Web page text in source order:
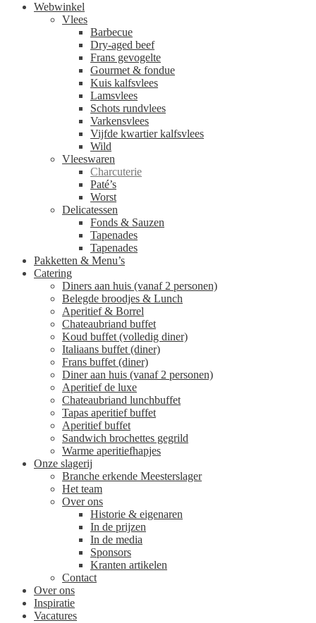
Webwinkel
Vlees
Barbecue
Dry-aged beef
Frans gevogelte
Gourmet & fondue
Kuis kalfsvlees
Lamsvlees
Schots rundvlees
Varkensvlees
Vijfde kwartier kalfsvlees
Wild
Vleeswaren
Charcuterie
Paté’s
Worst
Delicatessen
Fonds & Sauzen
Tapenades
Tapenades
Pakketten & Menu’s
Catering
Diners aan huis (vanaf 2 personen)
Belegde broodjes & Lunch
Aperitief & Borrel
Chateaubriand buffet
Koud buffet (volledig diner)
Italiaans buffet (diner)
Frans buffet (diner)
Diner aan huis (vanaf 2 personen)
Aperitief de luxe
Chateaubriand lunchbuffet
Tapas aperitief buffet
Aperitief buffet
Sandwich brochettes gegrild
Warme aperitiefhapjes
Onze slagerij
Branche erkende Meesterslager
Het team
Over ons
Historie & eigenaren
In de prijzen
In de media
Sponsors
Kranten artikelen
Contact
Over ons
Inspiratie
Vacatures